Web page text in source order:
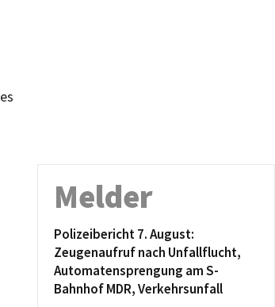
Melder
Polizeibericht 7. August:
Zeugenaufruf nach Unfallflucht,
Automatensprengung am S-
Bahnhof MDR, Verkehrsunfall